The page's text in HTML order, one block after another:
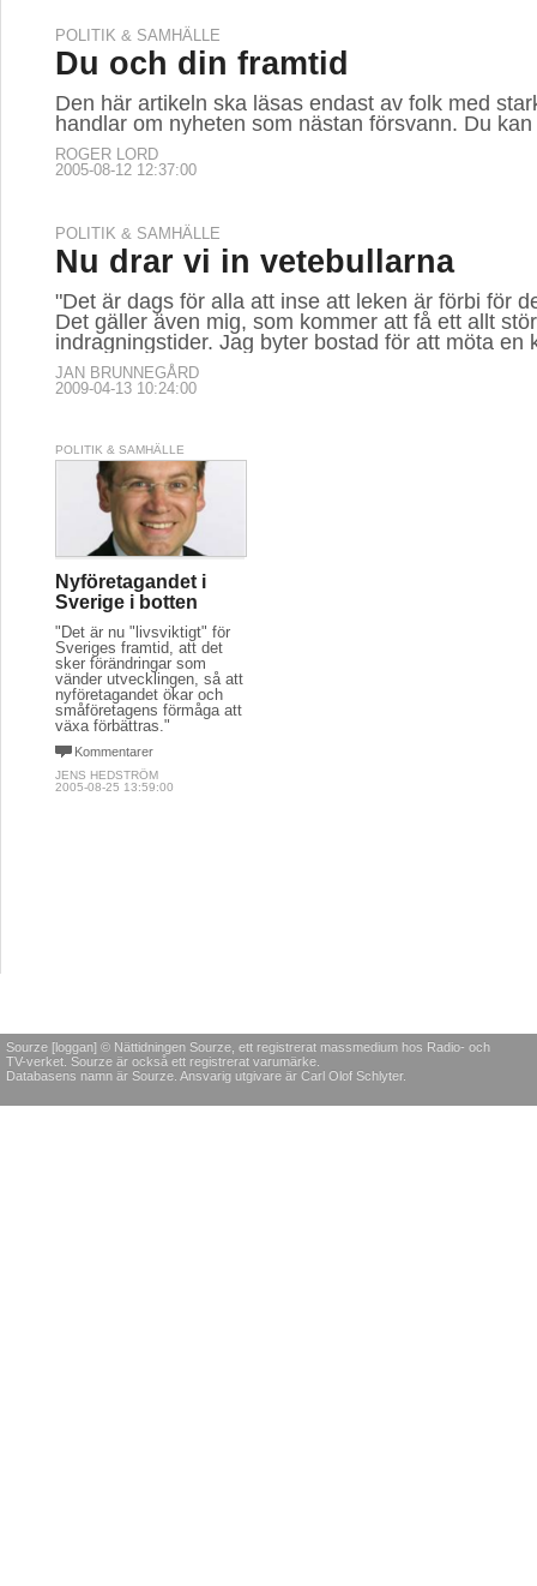
POLITIK & SAMHÄLLE
Du och din framtid
Den här artikeln ska läsas endast av folk med
handlar om nyheten som nästan försvann. Du
ROGER LORD
2005-08-12 12:37:00
POLITIK & SAMHÄLLE
Nu drar vi in vetebullarna
"Det är dags för alla att inse att leken är förbi för
Det gäller även mig, som kommer att få ett allt
indragningstider. Jag byter bostad för att möta en
JAN BRUNNEGÅRD
2009-04-13 10:24:00
POLITIK & SAMHÄLLE
Nyföretagandet i
Sverige i botten
"Det är nu "livsviktigt" för
Sveriges framtid, att det
sker förändringar som
vänder utvecklingen, så att
nyföretagandet ökar och
småföretagens förmåga att
växa förbättras."
Kommentarer
JENS HEDSTRÖM
2005-08-25 13:59:00
Sourze [loggan] © Nättidningen Sourze, ett registrerat massmedium hos Radio- och
TV-verket. Sourze är också ett registrerat varumärke.
Databasens namn är Sourze. Ansvarig utgivare är Carl Olof Schlyter.